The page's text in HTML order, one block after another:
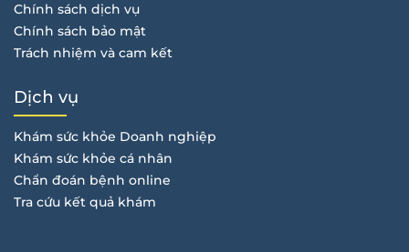
Chính sách dịch vụ
Chính sách bảo mật
Trách nhiệm và cam kết
Dịch vụ
Khám sức khỏe Doanh nghiệp
Khám sức khỏe cá nhân
Chẩn đoán bệnh online
Tra cứu kết quả khám